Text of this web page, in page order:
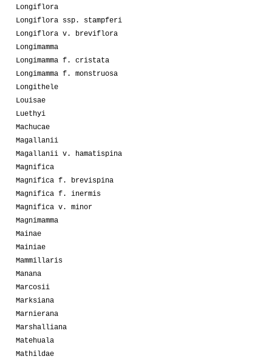
Longiflora
Longiflora ssp. stampferi
Longiflora v. breviflora
Longimamma
Longimamma f. cristata
Longimamma f. monstruosa
Longithele
Louisae
Luethyi
Machucae
Magallanii
Magallanii v. hamatispina
Magnifica
Magnifica f. brevispina
Magnifica f. inermis
Magnifica v. minor
Magnimamma
Mainae
Mainiae
Mammillaris
Manana
Marcosii
Marksiana
Marnierana
Marshalliana
Matehuala
Mathildae